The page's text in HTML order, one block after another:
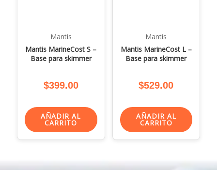
Mantis
Mantis MarineCost S –
Base para skimmer
$399.00
AÑADIR AL
CARRITO
Mantis
Mantis MarineCost L –
Base para skimmer
$529.00
AÑADIR AL
CARRITO